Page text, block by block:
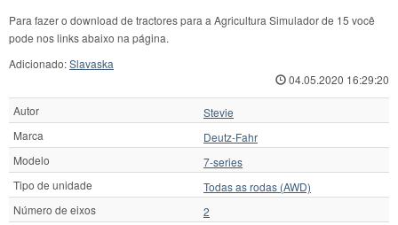
Para fazer o download de tractores para a Agricultura Simulador de 15 você
pode nos links abaixo na página.
Adicionado:Slavaska
04.05.2020 16:29:20
Autor
Stevie
Marca
Deutz-Fahr
Modelo
7-series
Tipo de unidade
Todas as rodas (AWD)
Número de eixos
2